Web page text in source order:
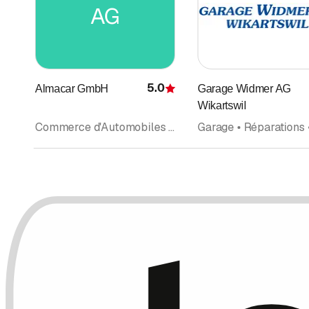
AG
Almacar GmbH Évaluation
5.0
Commerce d'Automobiles neuves et d'occasion
Garage Widmer AG
Wikartswil